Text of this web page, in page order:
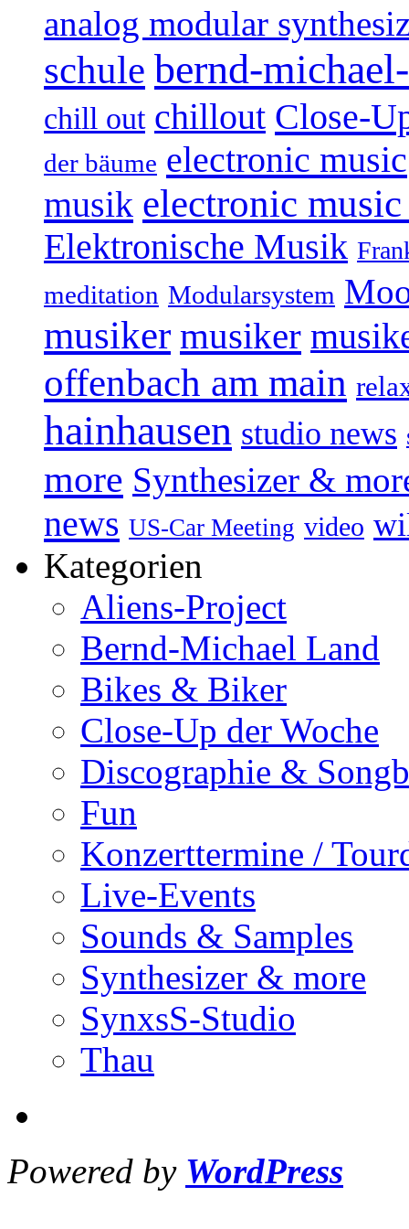
analog modular
schule bernd-
chill out chillout Close-
der bäume electronic music
musik electronic
Elektronische Musik
meditation Modularsystem
musiker musiker
offenbach am main
hainhausen studio news
more Synthesizer &
news US-Car Meeting video
Kategorien
Aliens-Project
Bernd-Michael Land
Bikes & Biker
Close-Up der Woche
Discographie &
Fun
Konzerttermine /
Live-Events
Sounds & Samples
Synthesizer & more
SynxsS-Studio
Thau
Powered by WordPress